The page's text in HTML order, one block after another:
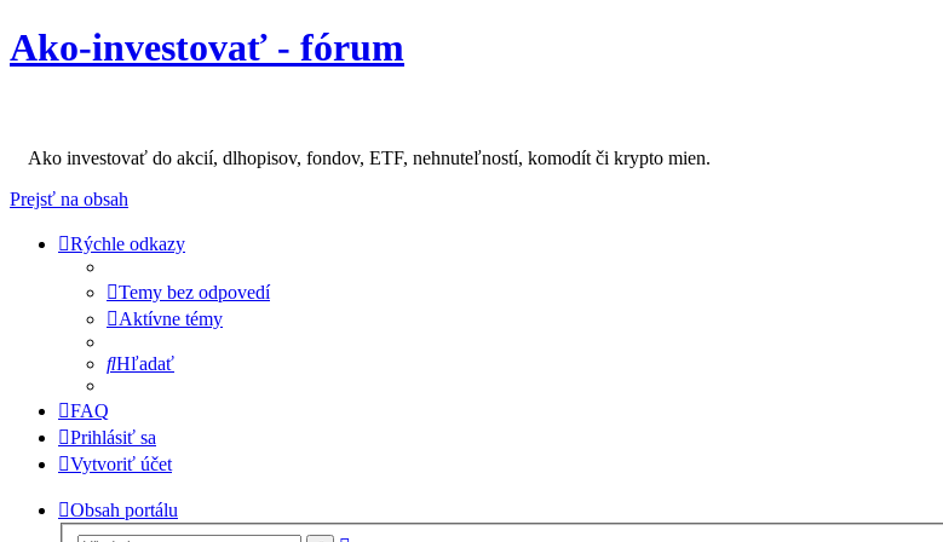
Ako-investovať - fórum
Ako investovať do akcií, dlhopisov, fondov, ETF, nehnuteľností, komodít či krypto mien.
Prejsť na obsah
Rýchle odkazy
Temy bez odpovedí
Aktívne témy
Hľadať
FAQ
Prihlásiť sa
Vytvoriť účet
Obsah portálu